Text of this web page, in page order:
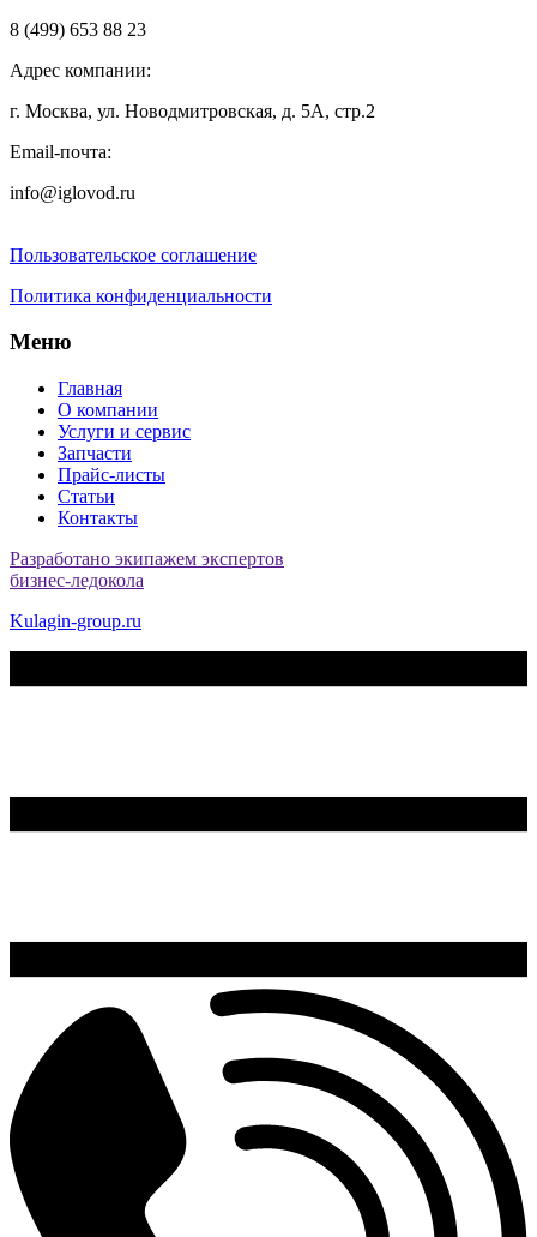
8 (499) 653 88 23
Адрес компании:
г. Москва, ул. Новодмитровская, д. 5А, стр.2
Email-почта:
info@iglovod.ru
Пользовательское соглашение
Политика конфиденциальности
Меню
Главная
О компании
Услуги и сервис
Запчасти
Прайс-листы
Статьи
Контакты
Разработано экипажем экспертов
бизнес-ледокола
Kulagin-group.ru